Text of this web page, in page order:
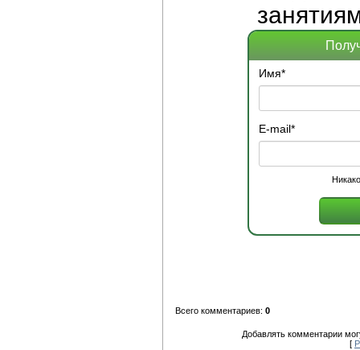
Имя*
E-mail*
Всего комментариев: 0
Добавлять комментарии
[